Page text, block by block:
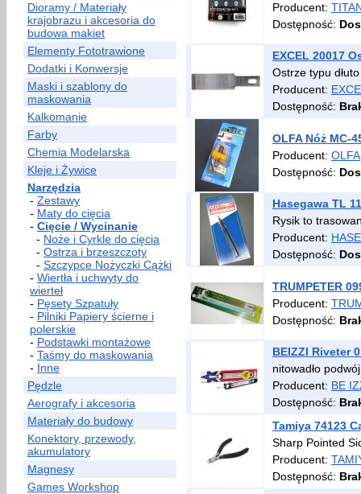
Dioramy / Materiały
krajobrazu i akcesoria do
budowa makiet
Elementy Fototrawione
Dodatki i Konwersje
Maski i szablony do
maskowania
Kalkomanie
Farby
Chemia Modelarska
Kleje i Żywice
Narzędzia
- Zestawy
- Maty do cięcia
- Cięcie / Wycinanie
- Noże i Cyrkle do cięcia
- Ostrza i brzeszczoty
- Szczypce Nożyczki Cążki
- Wiertła i uchwyty do
wierteł
- Pęsety Szpatuły
- Pilniki Papiery ścierne i
polerskie
- Podstawki montażowe
- Taśmy do maskowania
- Inne
Pędzle
Aerografy i akcesoria
Materiały do budowy
Konektory, przewody,
akumulatory
Magnesy
Games Workshop
Producent:
Dostępność:
EXCEL 20017
Ostrze typu
Producent:
Dostępność:
OLFA Nóż MC-
Producent: OLFA
Dostępność:
Hasegawa TL
Rysik to
Producent:
Dostępność:
TRUMPETER
Producent:
Dostępność:
BEIZZI Riveter
nitowadło
Producent: BE
Dostępność:
Tamiya 74123
Sharp Pointed
Producent:
Dostępność: